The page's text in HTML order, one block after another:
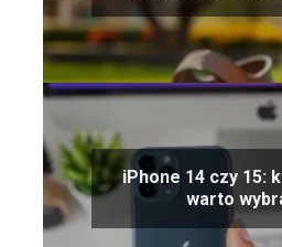
iPhone 14 czy 15:
warto